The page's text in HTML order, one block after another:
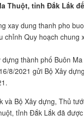
Thuột, tỉnh Đắk Lắk
Quy hoạch chung
thành phố Buôn
8/2021 gửi Bộ Xây
Bộ Xây dựng, Thủ
tỉnh Đắk Lắk đã